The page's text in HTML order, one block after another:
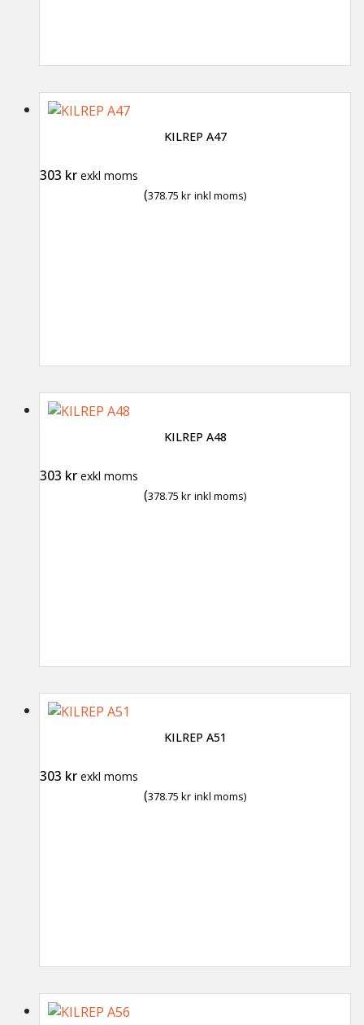
KILREP A47
303 kr exkl moms
(378.75 kr inkl moms)
KILREP A48
303 kr exkl moms
(378.75 kr inkl moms)
KILREP A51
303 kr exkl moms
(378.75 kr inkl moms)